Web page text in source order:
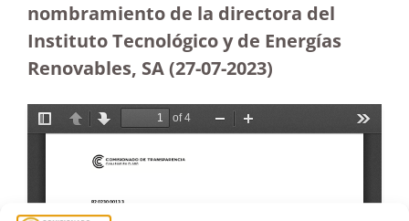
nombramiento de la directora del
Instituto Tecnológico y de Energías
Renovables, SA (27-07-2023)